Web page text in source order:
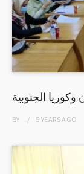
الجنوبية
BY 5 YEARSAGO